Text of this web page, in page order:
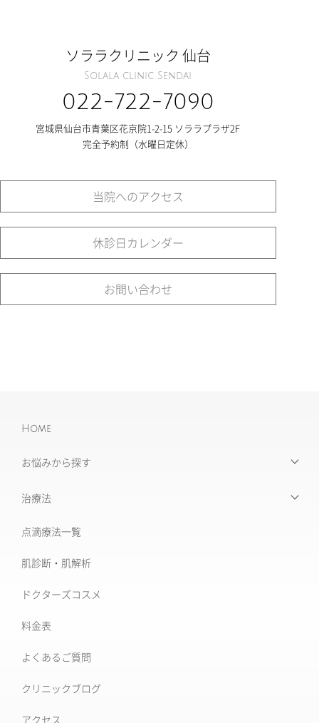
ソララクリニック 仙台
Solala clinic Sendai
022-722-7090
宮城県仙台市青葉区花京院1-2-15 ソララプラザ2F
完全予約制（水曜日定休）
当院へのアクセス
休診日カレンダー
お問い合わせ
Home
お悩みから探す
【お悩みから探す】INDEX
たるみ治療
美肌治療・肌育
シミ取り治療
治療法
治療機器・設備一覧
フォトナ6D/4D
ソフウェーブ
XERF (ザーフ)
ワンダーフェイスプロ
ルビーフラクショナル
肝斑改善集中プラン
点滴療法一覧
肌診断・肌解析
ドクターズコスメ
料金表
よくあるご質問
クリニックブログ
アクセス